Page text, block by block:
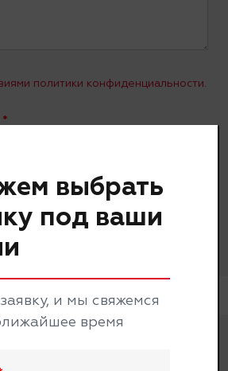
политики конфиденциальности
выбрать
под ваши
и мы свяжемся
время